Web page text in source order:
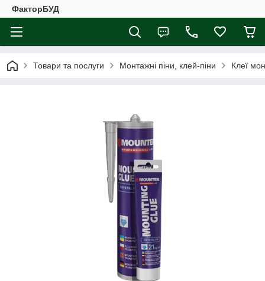
ФакторБУД
Товари та послуги Монтажні піни, клей-піни Клеї